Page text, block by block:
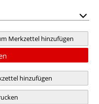
Merkzettel hinzufügen
hinzufügen